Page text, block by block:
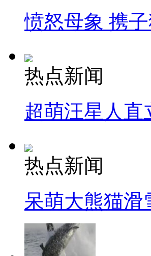
愤怒母象 携
热点新闻
超萌汪星人直
热点新闻
呆萌大熊猫滑